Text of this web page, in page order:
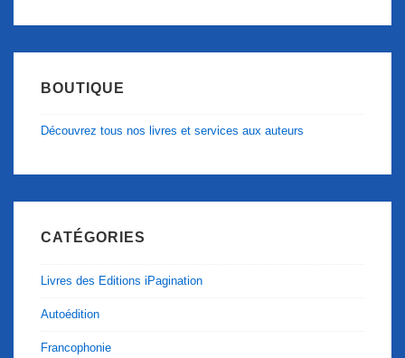
BOUTIQUE
Découvrez tous nos livres et services aux auteurs
CATÉGORIES
Livres des Editions iPagination
Autoédition
Francophonie